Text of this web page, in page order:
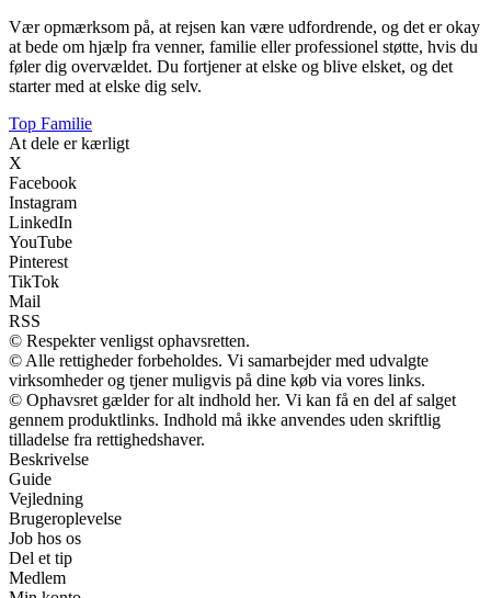
Vær opmærksom på, at rejsen kan være udfordrende, og det er okay
at bede om hjælp fra venner, familie eller professionel støtte, hvis du
føler dig overvældet. Du fortjener at elske og blive elsket, og det
starter med at elske dig selv.
Top Familie
At dele er kærligt
X
Facebook
Instagram
LinkedIn
YouTube
Pinterest
TikTok
Mail
RSS
© Respekter venligst ophavsretten.
© Alle rettigheder forbeholdes. Vi samarbejder med udvalgte
virksomheder og tjener muligvis på dine køb via vores links.
© Ophavsret gælder for alt indhold her. Vi kan få en del af salget
gennem produktlinks. Indhold må ikke anvendes uden skriftlig
tilladelse fra rettighedshaver.
Beskrivelse
Guide
Vejledning
Brugeroplevelse
Job hos os
Del et tip
Medlem